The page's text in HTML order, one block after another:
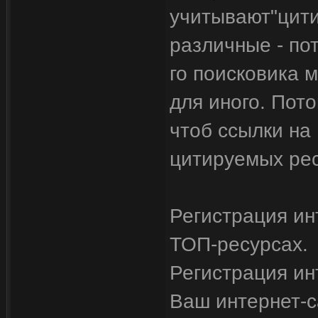
различные -
го поисковика
для иного.
чтоб ссылки
цитируемых
Регистрация
ТОП-ресурсах.
Регистрация
Ваш интернет-